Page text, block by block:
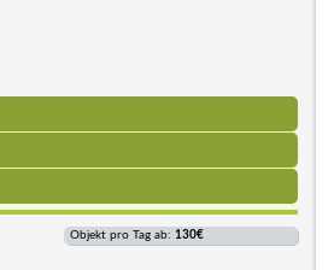
Objekt pro Tag ab: 130€